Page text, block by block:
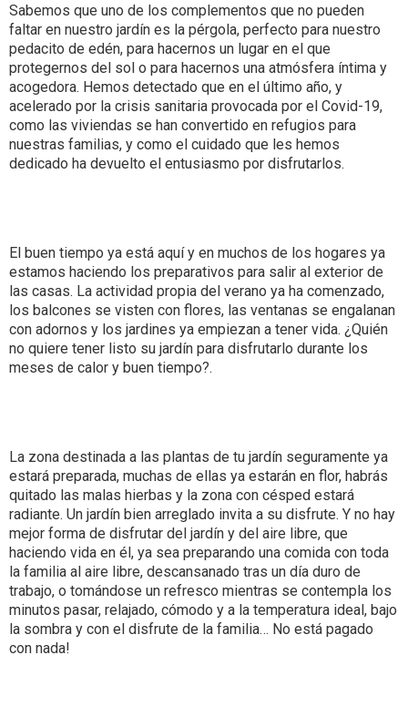
Sabemos que uno de los complementos que no pueden
faltar en nuestro jardín es la pérgola, perfecto para nuestro
pedacito de edén, para hacernos un lugar en el que
protegernos del sol o para hacernos una atmósfera íntima y
acogedora. Hemos detectado que en el último año, y
acelerado por la crisis sanitaria provocada por el Covid-19,
como las viviendas se han convertido en refugios para
nuestras familias, y como el cuidado que les hemos
dedicado ha devuelto el entusiasmo por disfrutarlos.
El buen tiempo ya está aquí y en muchos de los hogares ya
estamos haciendo los preparativos para salir al exterior de
las casas. La actividad propia del verano ya ha comenzado,
los balcones se visten con flores, las ventanas se engalanan
con adornos y los jardines ya empiezan a tener vida. ¿Quién
no quiere tener listo su jardín para disfrutarlo durante los
meses de calor y buen tiempo?.
La zona destinada a las plantas de tu jardín seguramente ya
estará preparada, muchas de ellas ya estarán en flor, habrás
quitado las malas hierbas y la zona con césped estará
radiante. Un jardín bien arreglado invita a su disfrute. Y no hay
mejor forma de disfrutar del jardín y del aire libre, que
haciendo vida en él, ya sea preparando una comida con toda
la familia al aire libre, descansanado tras un día duro de
trabajo, o tomándose un refresco mientras se contempla los
minutos pasar, relajado, cómodo y a la temperatura ideal, bajo
la sombra y con el disfrute de la familia… No está pagado
con nada!